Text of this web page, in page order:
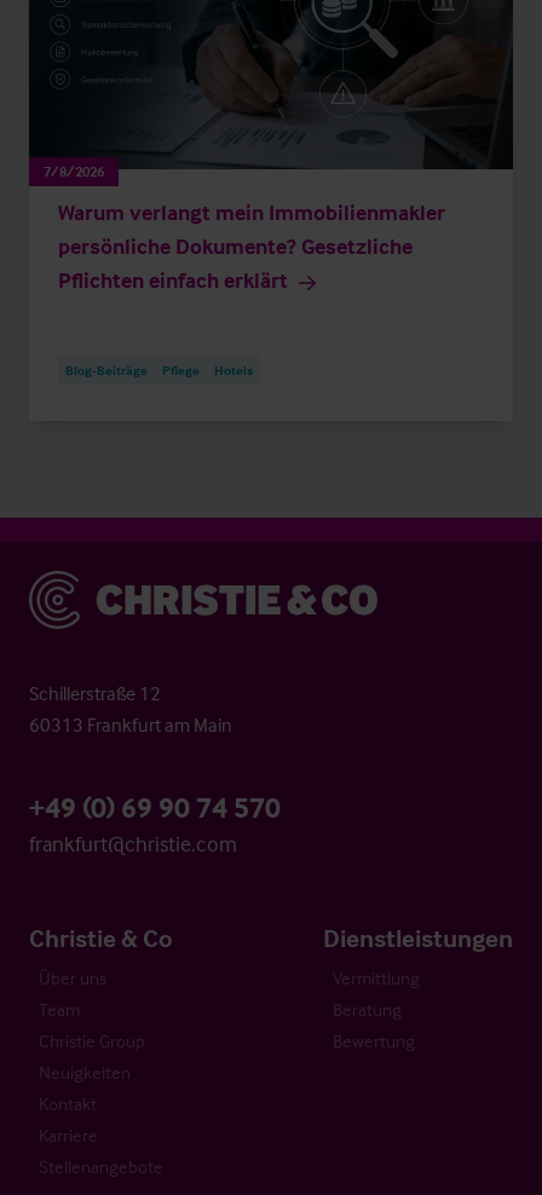
7/8/2026
Warum verlangt mein Immobilienmakler
persönliche Dokumente? Gesetzliche
Pflichten einfach erklärt
Blog-Beiträge Pflege Hotels
Christie & Co
Schillerstraße 12
60313 Frankfurt am Main
+49 (0) 69 90 74 570
frankfurt@christie.com
Christie & Co
Über uns
Team
Christie Group
Neuigkeiten
Kontakt
Karriere
Stellenangebote
Dienstleistungen
Vermittlung
Beratung
Bewertung